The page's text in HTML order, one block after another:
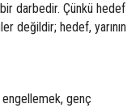
darbedir. Çünkü hedef
değildir; hedef, yarının
engellemek, genç